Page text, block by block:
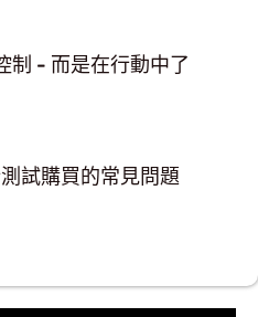
制 - 而是在行動中了
試購買的常見問題